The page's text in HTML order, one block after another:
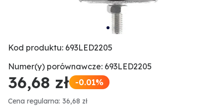
Kod produktu: 693LED2205
Numer(y) porównawcze: 693LED2205
36,68 zł -0.01%
Cena regularna: 36,68 zł